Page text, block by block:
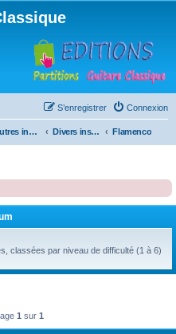
Connexion
S’enregistrer
Autres instruments à cordes pincées, ou styles Divers instruments Flamenco
classées par niveau de difficulté (1 à 6)
1 sur 1